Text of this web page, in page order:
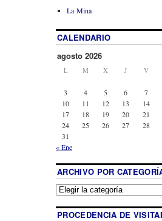
La Mina
CALENDARIO
agosto 2026
L M X J V
3
4 5 6 7
10
11 12 13 14
17
18 19 20 21
24
25 26 27 28
31
« Ene
ARCHIVO POR
PROCEDENCIA DE